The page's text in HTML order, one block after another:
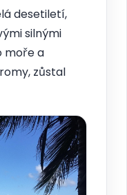
desetiletí,
silnými
moře a
zůstal